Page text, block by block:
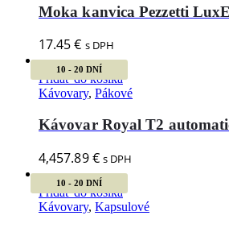
Moka kanvica Pezzetti
17.45€ s DPH
10 - 20 DNÍ
Pridať do košíka
Kávovary, Pákové
Kávovar Royal T2
4,457.89€ s DPH
10 - 20 DNÍ
Pridať do košíka
Kávovary, Kapsulové